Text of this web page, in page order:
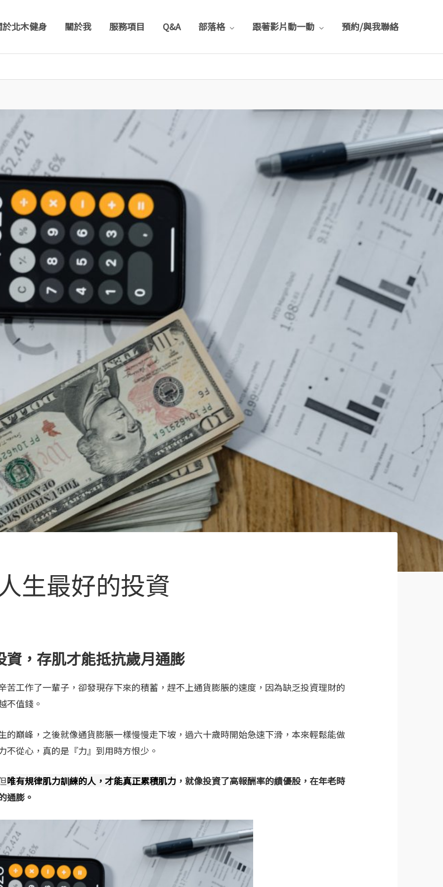
於北木健身 關於我 服務項目 Q&A 部落格 跟著影片動一動 預約/與我聯絡
生最好的投資
資，存肌才能抵抗歲月通膨
苦工作了一輩子，卻發現存下來的積蓄，趕不上通貨膨脹的速度，因為缺乏投資理財的
不值錢。
的巔峰，之後就像通貨膨脹一樣慢慢走下坡，過六十歲時開始急速下滑，本來輕鬆能做
不從心，真的是『力』到用時方恨少。
唯有規律肌力訓練的人，才能真正累積肌力 ，就像投資了高報酬率的績優股，在年老時
通膨。